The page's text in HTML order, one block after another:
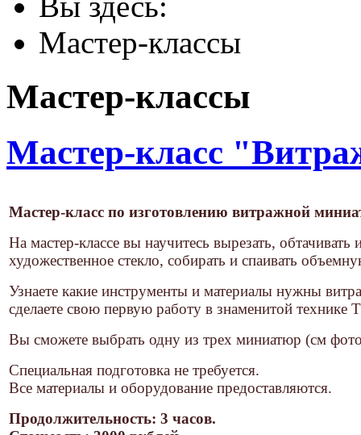
Мастер-классы
Мастер-классы
Мастер-класс
Мастер-класс по изготовлению витражной
На мастер-классе вы научитесь вырезать, обтачивать
художественное стекло, собирать и спаивать
Узнаете какие инструменты и материалы нужны
сделаете свою первую работу в знаменитой технике
Вы сможете выбрать одну из трех миниатюр (см
Специальная подготовка не требуется.
Все материалы и оборудование предоставляются.
Продолжительность: 3 часов.